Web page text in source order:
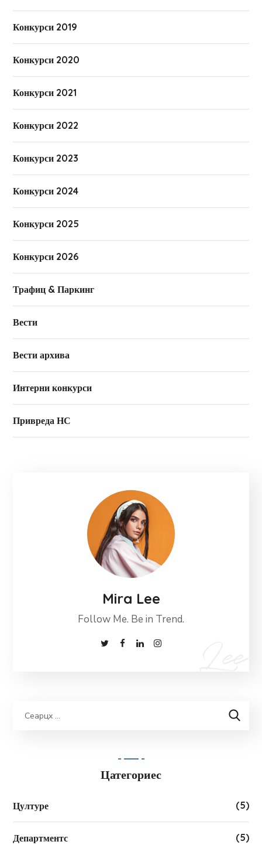
Конкурси 2019
Конкурси 2020
Конкурси 2021
Конкурси 2022
Конкурси 2023
Конкурси 2024
Конкурси 2025
Конкурси 2026
Трафиц & Паркинг
Вести
Вести архива
Интерни конкурси
Привреда НС
Mira Lee
Follow Me. Be in Trend.
Цатегориес
Цултуре (5)
Департментс (5)